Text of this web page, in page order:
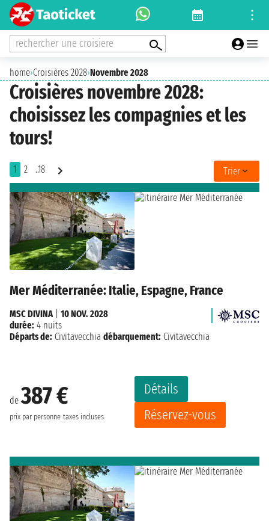
rechercher une croisiere
home›Croisières 2028›Novembre 2028
Croisières novembre 2028:
choisissez les compagnies et les
tours!
1 2 ..18 Trier
Mer Méditerranée: Italie, Espagne, France
de387 €
prix par personne taxes incluses
Détails
Réservez-vous
MSC DIVINA
10 NOV. 2028
durée: 4 nuits
Départs de: Civitavecchia débarquement: Civitavecchia